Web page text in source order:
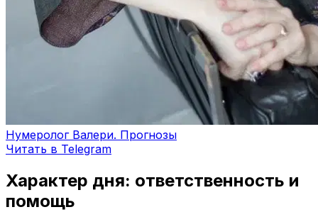
Нумеролог Валери. Прогнозы
Читать в Telegram
Характер дня: ответственность и
помощь